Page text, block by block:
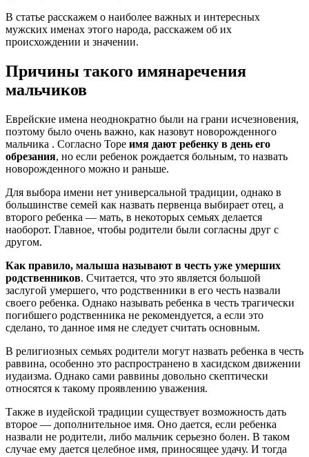
В статье расскажем о наиболее важных и интересных
мужских именах этого народа, расскажем об их
происхождении и значении.
Причины такого имянаречения
мальчиков
Еврейские имена неоднократно были на грани исчезновения,
поэтому было очень важно, как назовут новорожденного
мальчика . Согласно Торе имя дают ребенку в день его
обрезания, но если ребенок рождается больным, то назвать
новорожденного можно и раньше.
Для выбора имени нет универсальной традиции, однако в
большинстве семей как назвать первенца выбирает отец, а
второго ребенка — мать, в некоторых семьях делается
наоборот. Главное, чтобы родители были согласны друг с
другом.
Как правило, малыша называют в честь уже умерших
родственников. Считается, что это является большой
заслугой умершего, что родственники в его честь назвали
своего ребенка. Однако называть ребенка в честь трагически
погибшего родственника не рекомендуется, а если это
сделано, то данное имя не следует считать основным.
В религиозных семьях родители могут назвать ребенка в честь
раввина, особенно это распространено в хасидском движении
иудаизма. Однако сами раввины довольно скептически
относятся к такому проявлению уважения.
Также в иудейской традиции существует возможность дать
второе — дополнительное имя. Оно дается, если ребенка
назвали не родители, либо мальчик серьезно болен. В таком
случае ему дается целебное имя, приносящее удачу. И тогда